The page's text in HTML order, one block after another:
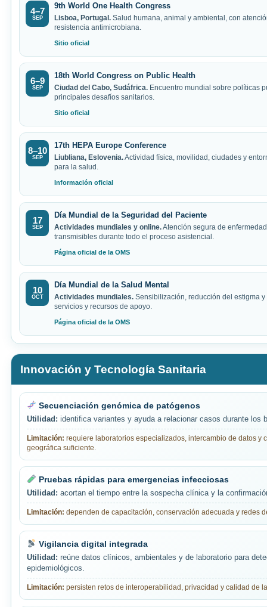
4–7
SEP
9th World One Health Congress
Lisboa, Portugal. Salud humana, animal y ambiental, con
resistencia antimicrobiana.
Sitio oficial
6–9
SEP
18th World Congress on Public Health
Ciudad del Cabo, Sudáfrica. Encuentro mundial sobre políticas
principales desafíos sanitarios.
Sitio oficial
8–10
SEP
17th HEPA Europe Conference
Liubliana, Eslovenia.Actividad física, movilidad, ciudades y
para la salud.
Información oficial
17
SEP
Día Mundial de la Seguridad del Paciente
Actividades mundiales y online.Atención segura de
transmisibles durante todo el proceso asistencial.
Página oficial de la OMS
10
OCT
Día Mundial de la Salud Mental
Actividades mundiales. Sensibilización, reducción del estigma
servicios y recursos de apoyo.
Página oficial de la OMS
Innovación y Tecnología Sanitaria
Secuenciación genómica de patógenos
Utilidad: identifica variantes y ayuda a relacionar casos durante los
Limitación: requiere laboratorios especializados, intercambio de datos y
geográfica suficiente.
Pruebas rápidas para emergencias infecciosas
Utilidad: acortan el tiempo entre la sospecha clínica y la
Limitación: dependen de capacitación, conservación adecuada y redes
Vigilancia digital integrada
Utilidad: reúne datos clínicos, ambientales y de laboratorio para
epidemiológicos.
Limitación: persisten retos de interoperabilidad, privacidad y calidad de